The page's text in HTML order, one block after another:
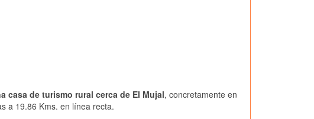
casa de turismo rural cerca de El Mujal, concretamente en
a 19.86 Kms. en línea recta.